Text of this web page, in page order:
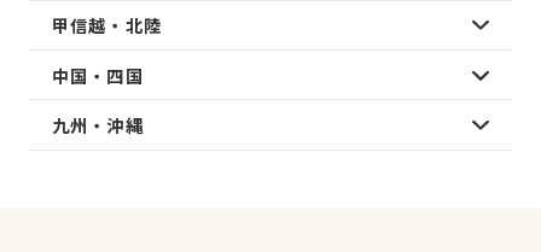
甲信越・北陸
中国・四国
九州・沖縄